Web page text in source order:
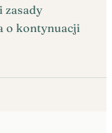
zasady
o kontynuacji